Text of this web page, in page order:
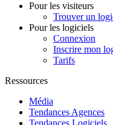
Pour les visiteurs
Trouver un
Pour les logiciels
Connexion
Inscrire mon
Tarifs
Ressources
Média
Tendances Agences